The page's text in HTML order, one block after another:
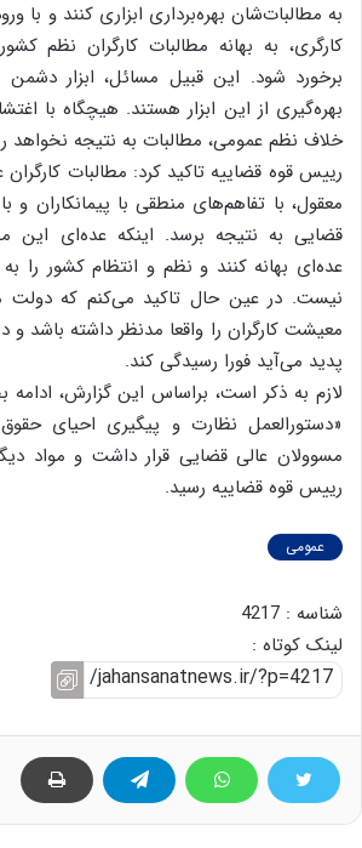
به مطالبات‌شان بهره‌برداری ابزاری کنند و با
کارگری، به بهانه مطالبات کارگران نظم
برخورد شود. این قبیل مسائل، ابزار
بهره‌گیری از این ابزار هستند. هیچگاه با
خلاف نظم عمومی، مطالبات به نتیجه نخواهد
رییس قوه قضاییه تاکید کرد: مطالبات
معقول، با تفاهم‌های منطقی با پیمانکاران و
قضایی به نتیجه برسد. اینکه عده‌ای این
عده‌ای بهانه کنند و نظم و انتظام کشور را
نیست. در عین حال تاکید می‌کنم که دولت
معیشت کارگران را واقعا مد‌نظر داشته باشد
پدید می‌آید فورا رسیدگی کند.
لازم به ذکر است، براساس این گزارش،
«دستور‌العمل نظارت و پیگیری احیای
مسوولان عالی قضایی قرار داشت و مواد
رییس قوه قضاییه رسید.
عمومی
شناسه : 4217
لینک کوتاه :